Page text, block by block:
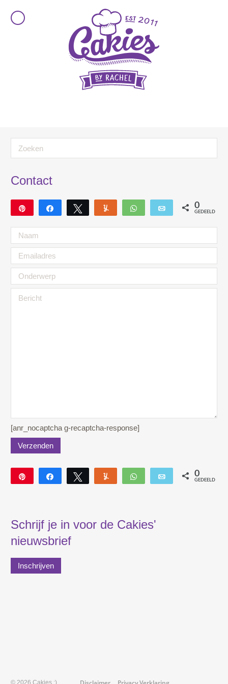
Contact
Deel Tweet Yum WhatsApp E-mail 0
GEDEELD
[anr_nocaptcha g-recaptcha-response]
Deel Tweet Yum WhatsApp E-mail 0
GEDEELD
Schrijf je in voor de Cakies'
nieuwsbrief
Inschrijven
© 2026 Cakies :)